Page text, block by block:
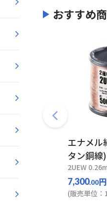
おすすめ
エナメル
タン銅線)
2UEW
7,300.00円
(販売単位：